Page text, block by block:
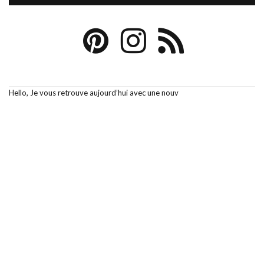
Hello, Je vous retrouve aujourd’hui avec une nouv